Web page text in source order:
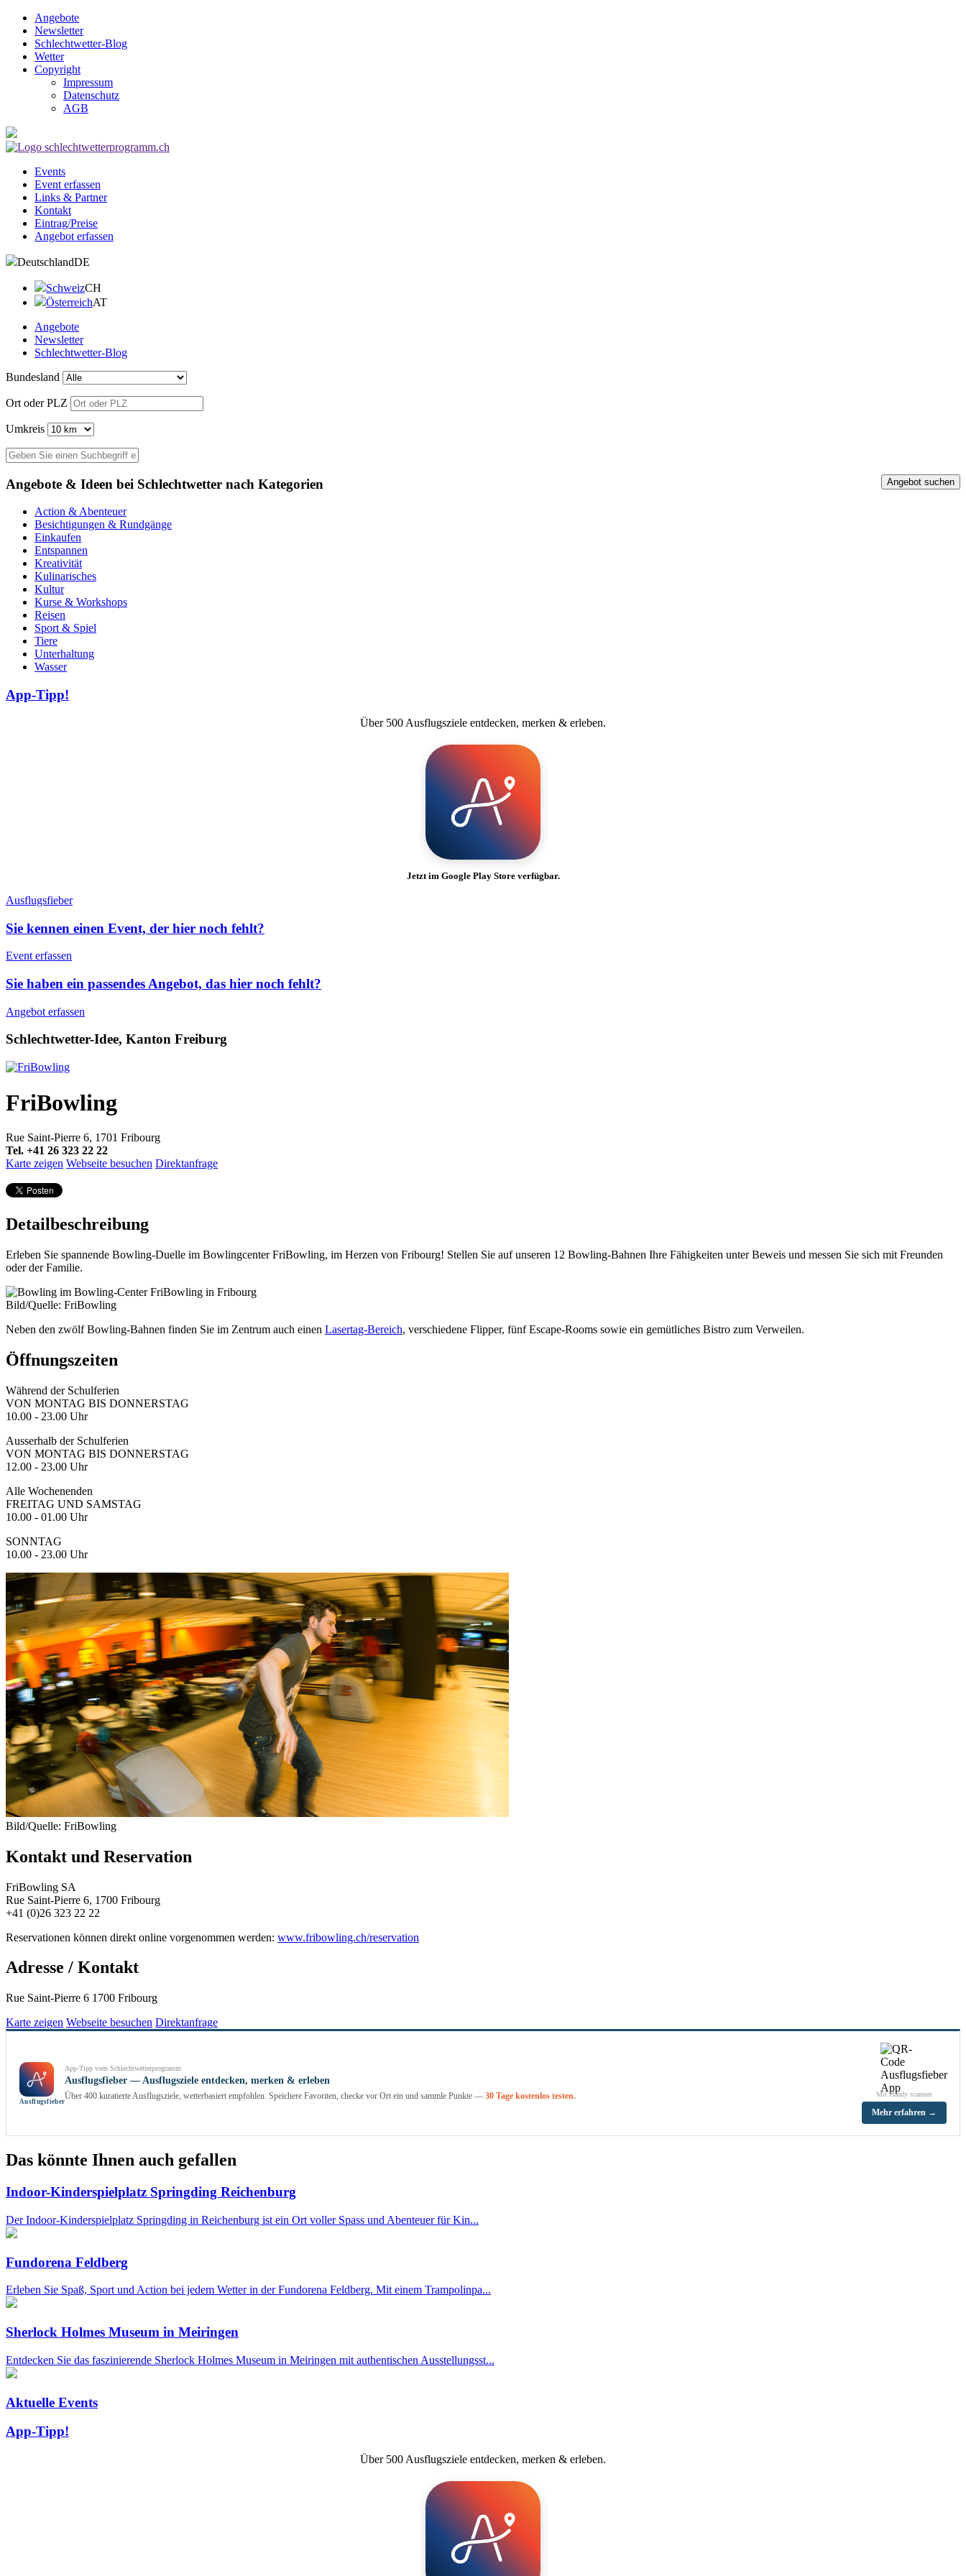
Angebote
Newsletter
Schlechtwetter-Blog
Wetter
Copyright
Impressum
Datenschutz
AGB
Events
Event erfassen
Links & Partner
Kontakt
Eintrag/Preise
Angebot erfassen
DeutschlandDE
SchweizCH
ÖsterreichAT
Angebote
Newsletter
Schlechtwetter-Blog
Bundesland
Ort oder PLZ
Umkreis
Angebote & Ideen bei Schlechtwetter nach Kategorien
Action & Abenteuer
Besichtigungen & Rundgänge
Einkaufen
Entspannen
Kreativität
Kulinarisches
Kultur
Kurse & Workshops
Reisen
Sport & Spiel
Tiere
Unterhaltung
Wasser
App-Tipp!
Über 500 Ausflugsziele entdecken, merken & erleben.
Jetzt im Google Play Store verfügbar.
Ausflugsfieber
Sie kennen einen Event, der hier noch fehlt?
Event erfassen
Sie haben ein passendes Angebot, das hier noch fehlt?
Angebot erfassen
Schlechtwetter-Idee, Kanton Freiburg
FriBowling
Rue Saint-Pierre 6, 1701 Fribourg
Tel. +41 26 323 22 22
Karte zeigen Webseite besuchen Direktanfrage
Detailbeschreibung
Erleben Sie spannende Bowling-Duelle im Bowlingcenter FriBowling, im Herzen von Fribourg! Stellen Sie auf unseren 12 Bowling-Bahnen Ihre Fähigkeiten unter Beweis und messen Sie sich mit Freunden
oder der Familie.
Bild/Quelle: FriBowling
Neben den zwölf Bowling-Bahnen finden Sie im Zentrum auch einen Lasertag-Bereich, verschiedene Flipper, fünf Escape-Rooms sowie ein gemütliches Bistro zum Verweilen.
Öffnungszeiten
Während der Schulferien
VON MONTAG BIS DONNERSTAG
10.00 - 23.00 Uhr
Ausserhalb der Schulferien
VON MONTAG BIS DONNERSTAG
12.00 - 23.00 Uhr
Alle Wochenenden
FREITAG UND SAMSTAG
10.00 - 01.00 Uhr
SONNTAG
10.00 - 23.00 Uhr
Bild/Quelle: FriBowling
Kontakt und Reservation
FriBowling SA
Rue Saint-Pierre 6, 1700 Fribourg
+41 (0)26 323 22 22
Reservationen können direkt online vorgenommen werden: www.fribowling.ch/reservation
Adresse / Kontakt
Rue Saint-Pierre 6 1700 Fribourg
Karte zeigen Webseite besuchen Direktanfrage
Ausflug­sfieber
App-Tipp vom Schlechtwetterprogramm
Ausflugsfieber — Ausflugsziele entdecken, merken & erleben
Über 400 kuratierte Ausflugsziele, wetterbasiert empfohlen. Speichere Favoriten, checke vor Ort ein und sammle Punkte —30 Tage kostenlos testen. Mit Handy scannen
Mehr erfahren →
Das könnte Ihnen auch gefallen
Indoor-Kinderspielplatz Springding Reichenburg
Der Indoor-Kinderspielplatz Springding in Reichenburg ist ein Ort voller Spass und Abenteuer für Kin...
Fundorena Feldberg
Erleben Sie Spaß, Sport und Action bei jedem Wetter in der Fundorena Feldberg. Mit einem Trampolinpa...
Sherlock Holmes Museum in Meiringen
Entdecken Sie das faszinierende Sherlock Holmes Museum in Meiringen mit authentischen Ausstellungsst...
Aktuelle Events
App-Tipp!
Über 500 Ausflugsziele entdecken, merken & erleben.